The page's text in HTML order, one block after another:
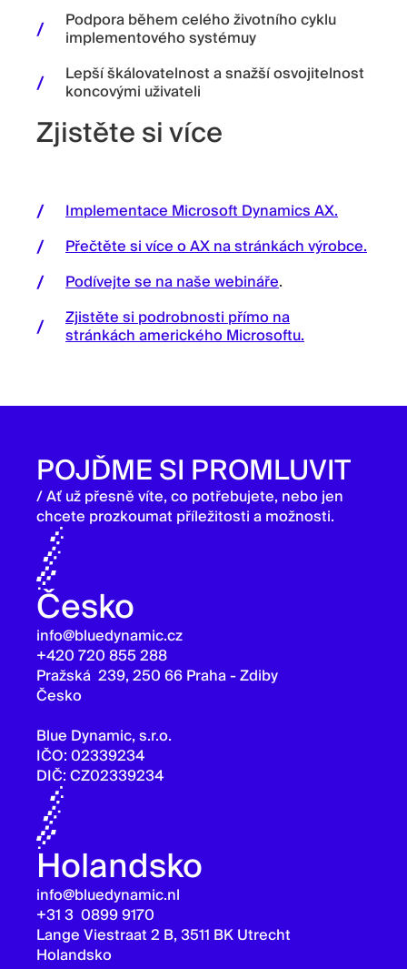
Podpora během celého životního cyklu
implementového systémuy
Lepší škálovatelnost a snažší osvojitelnost
koncovými uživateli
Zjistěte si více
Implementace Microsoft Dynamics AX.
Přečtěte si více o AX na stránkách výrobce.
Podívejte se na naše webináře.
Zjistěte si podrobnosti přímo na
stránkách amerického Microsoftu.
POJĎME SI PROMLUVIT
/ Ať už přesně víte, co potřebujete, nebo jen
chcete prozkoumat příležitosti a možnosti.
Česko
info@bluedynamic.cz
+420 720 855 288
Pražská 239, 250 66 Praha - Zdiby
Česko
Blue Dynamic, s.r.o.
IČO: 02339234
DIČ: CZ02339234
Holandsko
info@bluedynamic.nl
+31 3 0899 9170
Lange Viestraat 2 B, 3511 BK Utrecht
Holandsko